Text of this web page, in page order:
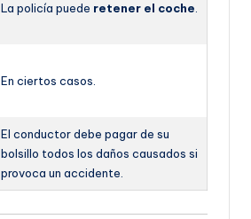
La policía puede retener el coche
En ciertos casos.
El conductor debe pagar de su
bolsillo todos los daños causados si
provoca un accidente.